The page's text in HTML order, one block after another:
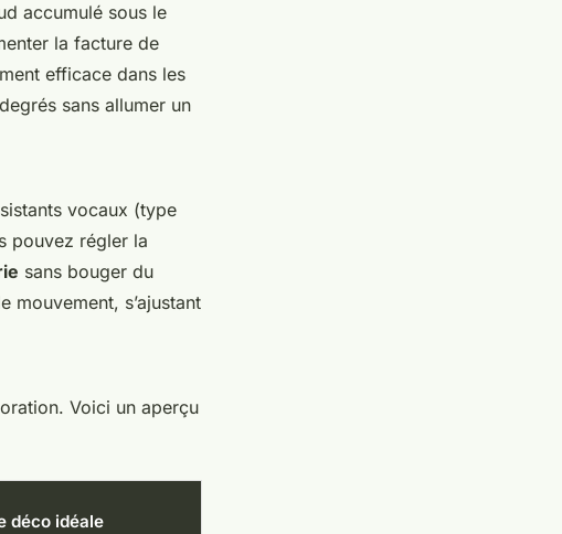
accumulé sous le
la facture de
efficace dans les
sans allumer un
vocaux (type
pouvez régler la
sans bouger du
mouvement, s’ajustant
Voici un aperçu
déco idéale